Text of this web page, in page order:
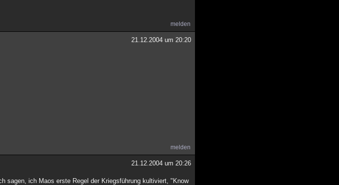
melden
21.12.2004 um 20:20
melden
21.12.2004 um 20:26
sagen, ich Maos erste Regel der Kriegsführung kultiviert, "Know